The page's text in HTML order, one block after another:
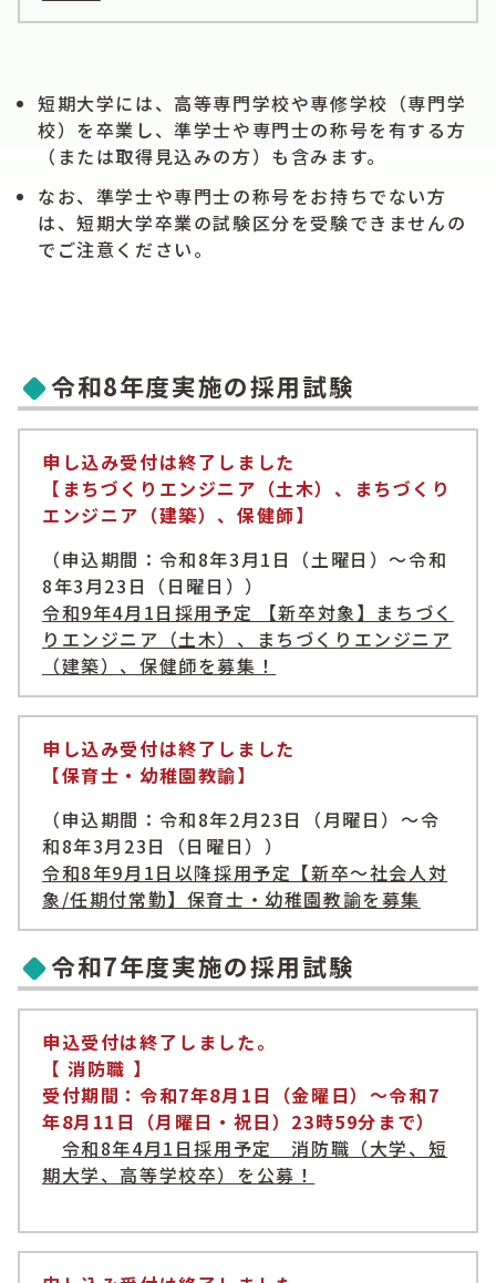
短期大学には、高等専門学校や専修学校（専門学
校）を卒業し、準学士や専門士の称号を有する方
（または取得見込みの方）も含みます。
なお、準学士や専門士の称号をお持ちでない方
は、短期大学卒業の試験区分を受験できませんの
でご注意ください。
令和8年度実施の採用試験
申し込み受付は終了しました
【まちづくりエンジニア（土木）、まちづくり
エンジニア（建築）、保健師】
（申込期間：令和8年3月1日（土曜日）～令和
8年3月23日（日曜日））
令和9年4月1日採用予定 【新卒対象】まちづく
りエンジニア（土木）、まちづくりエンジニア
（建築）、保健師を募集！
申し込み受付は終了しました
【保育士・幼稚園教諭】
（申込期間：令和8年2月23日（月曜日）～令
和8年3月23日（日曜日））
令和8年9月1日以降採用予定【新卒～社会人対
象/任期付常勤】保育士・幼稚園教諭を募集
令和7年度実施の採用試験
申込受付は終了しました。
【 消防職 】
受付期間：令和7年8月1日（金曜日）～令和7
年8月11日（月曜日・祝日）23時59分まで）
令和8年4月1日採用予定 消防職（大学、短
期大学、高等学校卒）を公募！